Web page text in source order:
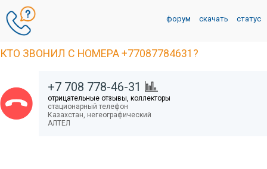
форум скачать статус
КТО ЗВОНИЛ С НОМЕРА +77087784631?
+7 708 778-46-31
отрицательные отзывы, коллекторы
стационарный телефон
Казахстан, негеографический
АЛТЕЛ